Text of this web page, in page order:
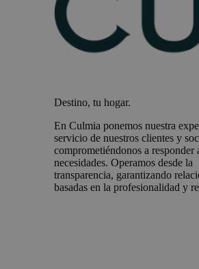
Destino, tu hogar.
En Culmia ponemos nuestra
servicio de nuestros clientes y
comprometiéndonos a responder
necesidades. Operamos desde la
transparencia, garantizando
basadas en la profesionalidad y